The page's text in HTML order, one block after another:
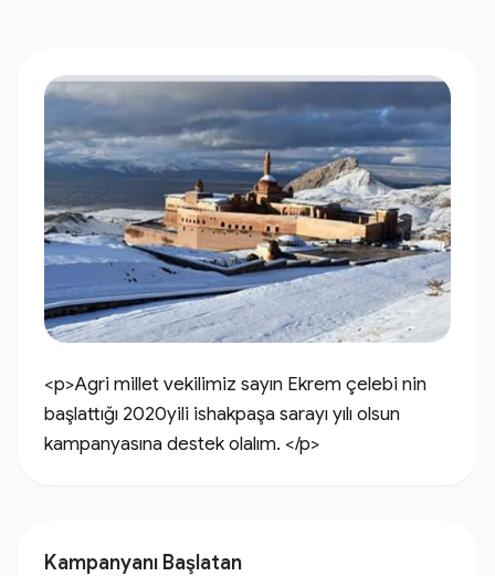
<p>Agri millet vekilimiz sayın Ekrem çelebi nin
başlattığı 2020yili ishakpaşa sarayı yılı olsun
kampanyasına destek olalım. </p>
Kampanyanı Başlatan